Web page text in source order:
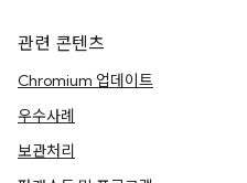
관련 콘텐츠
Chromium 업데이트
우수사례
보관처리